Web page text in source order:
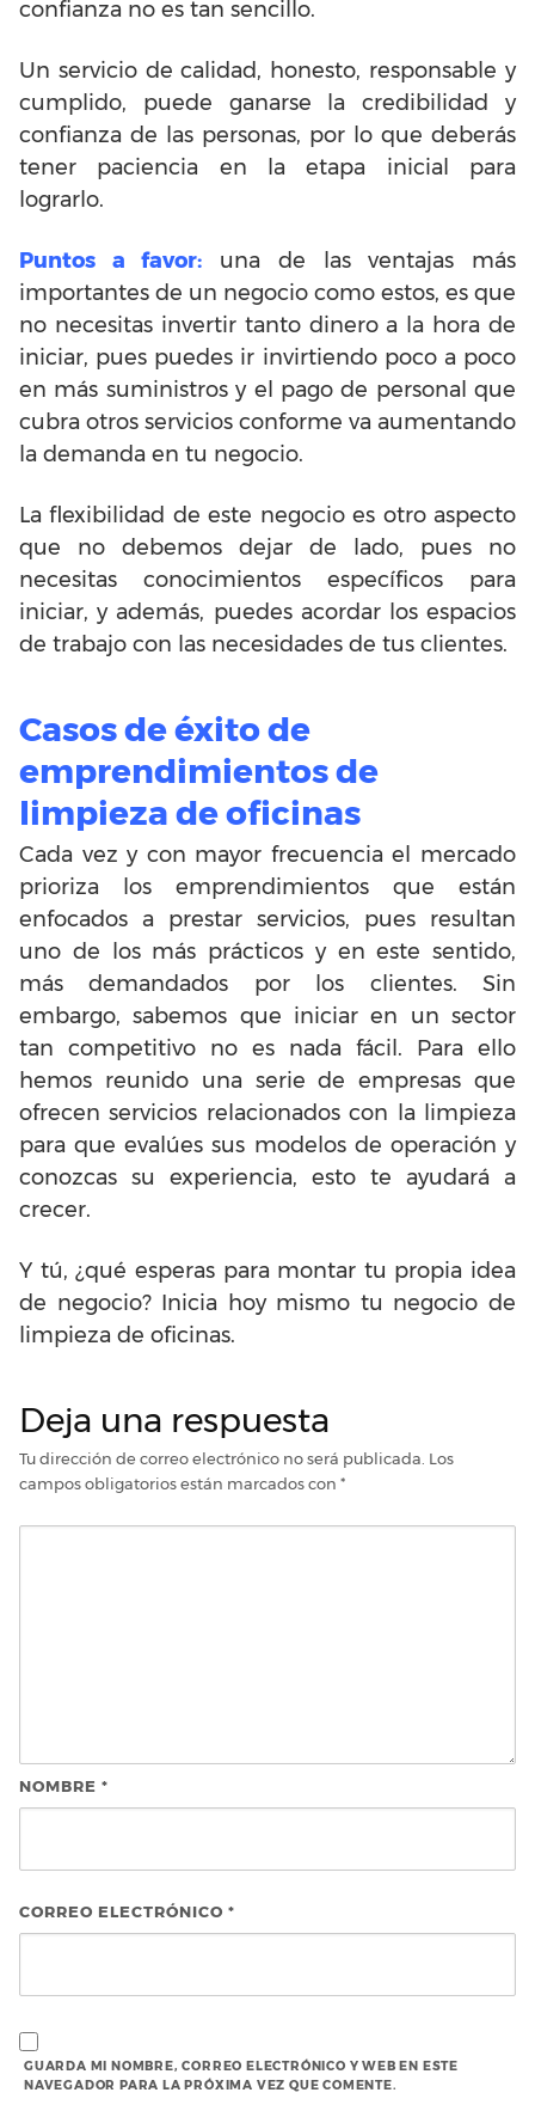
confianza no es tan sencillo.
Un servicio de calidad, honesto, responsable y
cumplido, puede ganarse la credibilidad y
confianza de las personas, por lo que deberás
tener paciencia en la etapa inicial para
lograrlo.
Puntos a favor: una de las ventajas más
importantes de un negocio como estos, es que
no necesitas invertir tanto dinero a la hora de
iniciar, pues puedes ir invirtiendo poco a poco
en más suministros y el pago de personal que
cubra otros servicios conforme va aumentando
la demanda en tu negocio.
La flexibilidad de este negocio es otro aspecto
que no debemos dejar de lado, pues no
necesitas conocimientos específicos para
iniciar, y además, puedes acordar los espacios
de trabajo con las necesidades de tus clientes.
Casos de éxito de
emprendimientos de
limpieza de oficinas
Cada vez y con mayor frecuencia el mercado
prioriza los emprendimientos que están
enfocados a prestar servicios, pues resultan
uno de los más prácticos y en este sentido,
más demandados por los clientes. Sin
embargo, sabemos que iniciar en un sector
tan competitivo no es nada fácil. Para ello
hemos reunido una serie de empresas que
ofrecen servicios relacionados con la limpieza
para que evalúes sus modelos de operación y
conozcas su experiencia, esto te ayudará a
crecer.
Y tú, ¿qué esperas para montar tu propia idea
de negocio? Inicia hoy mismo tu negocio de
limpieza de oficinas.
Deja una respuesta
Tu dirección de correo electrónico no será publicada. Los
campos obligatorios están marcados con *
NOMBRE *
CORREO ELECTRÓNICO *
GUARDA MI NOMBRE, CORREO ELECTRÓNICO Y WEB EN ESTE
NAVEGADOR PARA LA PRÓXIMA VEZ QUE COMENTE.